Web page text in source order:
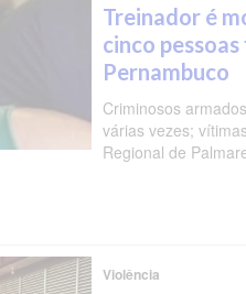
Treinador é
cinco
Pernambuco
Criminosos
várias vezes;
Regional de
Violência